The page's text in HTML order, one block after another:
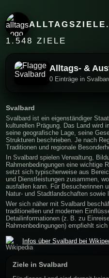
1.548 ZIELE
Alltags- &
0 Einträge in
Svalbard
Svalbard ist ein eigenständiger
kulturellen Prägung. Das Land wird
seine geografische Lage, seine
Strukturen beschrieben. Je nach
Traditionen und regionale
In Svalbard spielen Verwaltung,
Rahmenbedingungen eine wichtige
setzt sich typischerweise aus
und Dienstleistungen zusammen,
ausfallen kann. Für Besucherinnen
Natur- und Stadtlandschaften sowie
Wer sich näher mit Svalbard
traditionellen und modernen
Detailinformationen (z. B. zu
Rahmenbedingungen) empfiehlt
Infos über Svalbard bei
Ziele in Svalbard